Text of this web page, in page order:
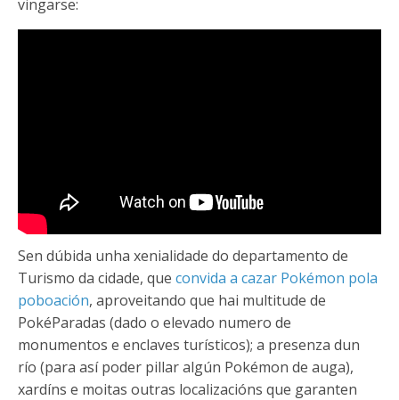
vingarse:
Sen dúbida unha xenialidade do departamento de
Turismo da cidade, que convida a cazar Pokémon pola
poboación, aproveitando que hai multitude de
PokéParadas (dado o elevado numero de
monumentos e enclaves turísticos); a presenza dun
río (para así poder pillar algún Pokémon de auga),
xardíns e moitas outras localizacións que garanten